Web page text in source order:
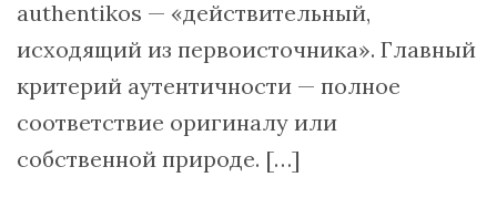
authentikos — «действительный,
исходящий из первоисточника». Главный
критерий аутентичности — полное
соответствие оригиналу или
собственной природе. […]